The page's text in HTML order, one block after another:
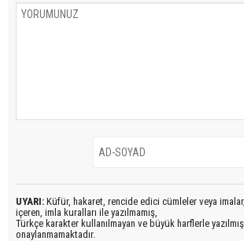
UYARI: Küfür, hakaret, rencide edici cümleler veya
içeren, imla kuralları ile yazılmamış,
Türkçe karakter kullanılmayan ve büyük harflerle
onaylanmamaktadır.